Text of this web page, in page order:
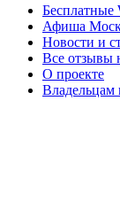
Бесплатные
Афиша
Новости и
Все отзывы
О проекте
Владельцам